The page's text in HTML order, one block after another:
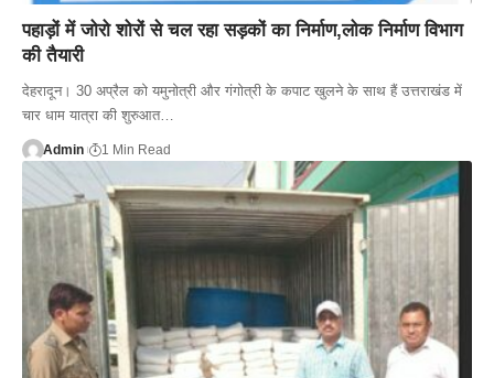
पहाड़ों में जोरो शोरों से चल रहा सड़कों का निर्माण,लोक निर्माण विभाग
की तैयारी
देहरादून। 30 अप्रैल को यमुनोत्री और गंगोत्री के कपाट खुलने के साथ हैं उत्तराखंड में
चार धाम यात्रा की शुरुआत…
Admin 1 Min Read